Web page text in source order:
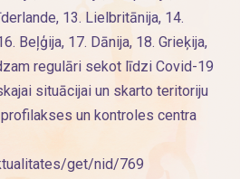
13. Lielbritānija, 14.
Beļģija, 17. Dānija, 18. Grieķija,
regulāri sekot līdzi Covid-19
situācijai un skarto teritoriju
un kontroles centra
get/nid/769